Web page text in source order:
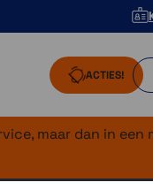
ACTIES!
maar dan in een